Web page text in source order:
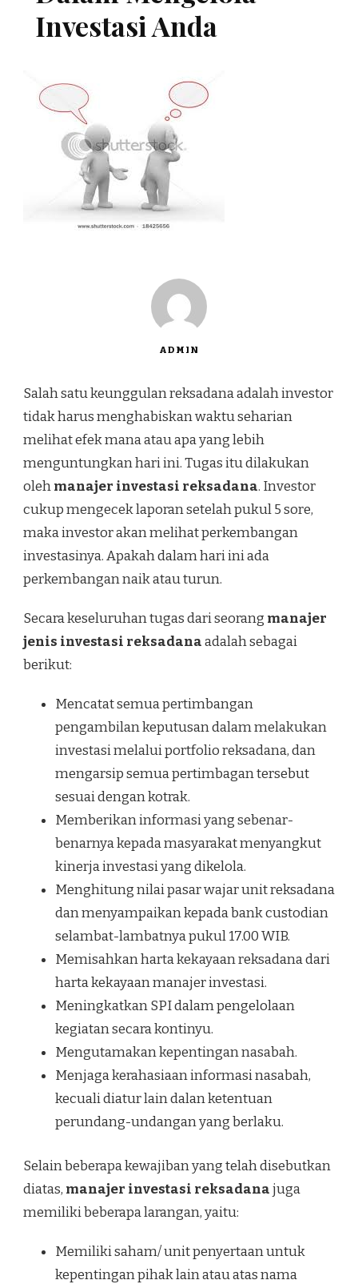
Investasi Anda
ADMIN
Salah satu keunggulan reksadana adalah investor
tidak harus menghabiskan waktu seharian
melihat efek mana atau apa yang lebih
menguntungkan hari ini. Tugas itu dilakukan
olehmanajer investasi reksadana. Investor
cukup mengecek laporan setelah pukul 5 sore,
maka investor akan melihat perkembangan
investasinya. Apakah dalam hari ini ada
perkembangan naik atau turun.
Secara keseluruhan tugas dari seorang manajer
jenis investasi reksadanaadalah sebagai
berikut:
Mencatat semua pertimbangan
pengambilan keputusan dalam melakukan
investasi melalui portfolio reksadana, dan
mengarsip semua pertimbagan tersebut
sesuai dengan kotrak.
Memberikan informasi yang sebenar-
benarnya kepada masyarakat menyangkut
kinerja investasi yang dikelola.
Menghitung nilai pasar wajar unit reksadana
dan menyampaikan kepada bank custodian
selambat-lambatnya pukul 17.00 WIB.
Memisahkan harta kekayaan reksadana dari
harta kekayaan manajer investasi.
Meningkatkan SPI dalam pengelolaan
kegiatan secara kontinyu.
Mengutamakan kepentingan nasabah.
Menjaga kerahasiaan informasi nasabah,
kecuali diatur lain dalan ketentuan
perundang-undangan yang berlaku.
Selain beberapa kewajiban yang telah disebutkan
diatas, manajer investasi reksadanajuga
memiliki beberapa larangan, yaitu:
Memiliki saham/ unit penyertaan untuk
kepentingan pihak lain atau atas nama